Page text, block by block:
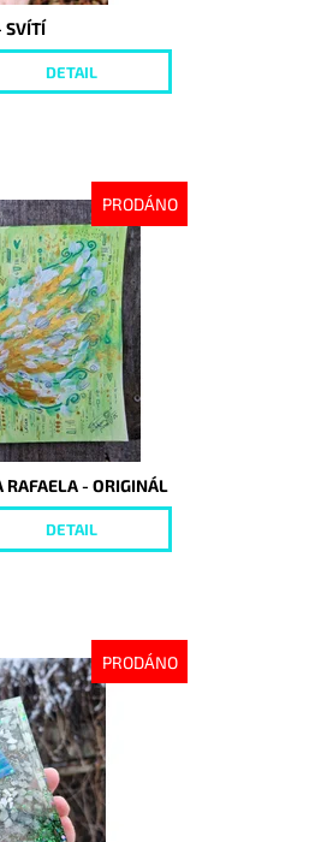
SVÍTÍ
DETAIL
PRODÁNO
RAFAELA - ORIGINÁL
DETAIL
PRODÁNO